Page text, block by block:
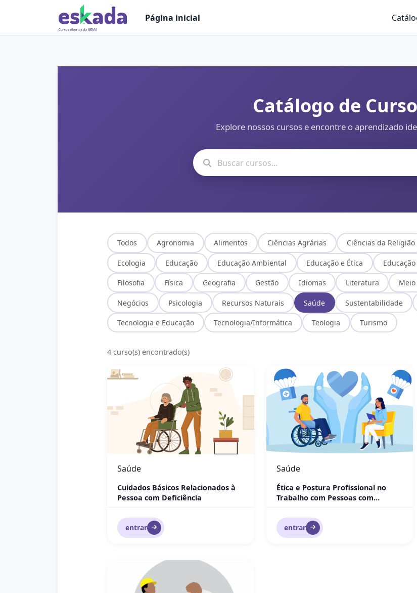
Ir para o conteúdo principal
Página inicial
Catálogo de
Explore nossos cursos e encontre o aprendizado
Todos Agronomia Alimentos Ciências Agrárias Ciências da Religião
Ecologia Educação Educação Ambiental Educação e Ética
Filosofia Física Geografia Gestão Idiomas Literatura
Negócios Psicologia Recursos Naturais Saúde Sustentabilidade
Tecnologia e Educação Tecnologia/Informática Teologia Turismo
4 curso(s) encontrado(s)
Cuidados Básicos Relacionados à Pessoa com Deficiência
Saúde
Cuidados Básicos Relacionados à
Pessoa com Deficiência
entrar
Ética e Postura Profissional no
Saúde
Ética e Postura Profissional no
Trabalho com Pessoas com
entrar
Medicina Ocupacional